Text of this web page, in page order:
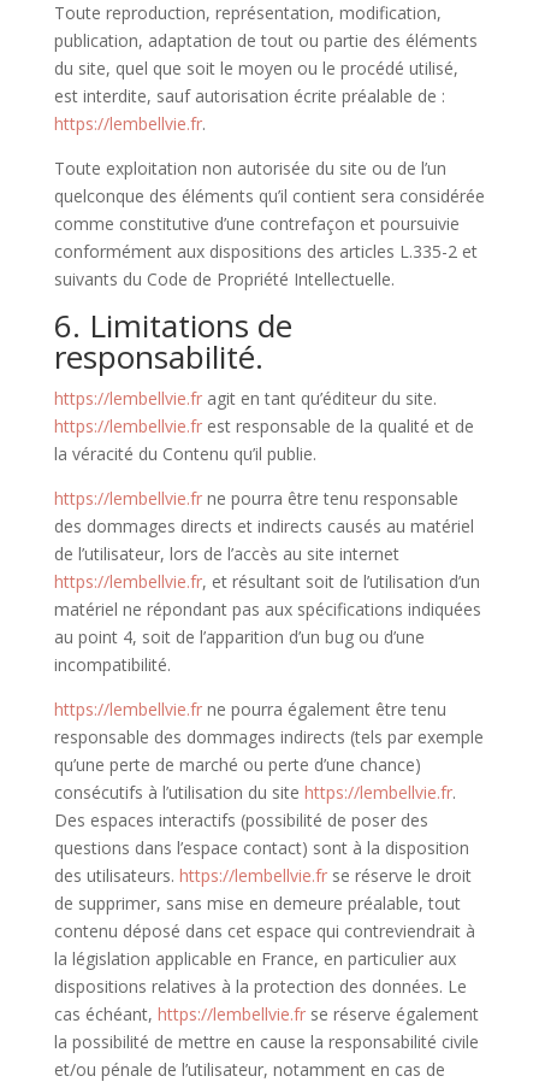
Toute reproduction, représentation, modification,
publication, adaptation de tout ou partie des éléments
du site, quel que soit le moyen ou le procédé utilisé,
est interdite, sauf autorisation écrite préalable de :
https://lembellvie.fr.
Toute exploitation non autorisée du site ou de l’un
quelconque des éléments qu’il contient sera considérée
comme constitutive d’une contrefaçon et poursuivie
conformément aux dispositions des articles L.335-2 et
suivants du Code de Propriété Intellectuelle.
6. Limitations de
responsabilité.
https://lembellvie.fragit en tant qu’éditeur du site.
https://lembellvie.frest responsable de la qualité et de
la véracité du Contenu qu’il publie.
https://lembellvie.frne pourra être tenu responsable
des dommages directs et indirects causés au matériel
de l’utilisateur, lors de l’accès au site internet
https://lembellvie.fr, et résultant soit de l’utilisation d’un
matériel ne répondant pas aux spécifications indiquées
au point 4, soit de l’apparition d’un bug ou d’une
incompatibilité.
https://lembellvie.frne pourra également être tenu
responsable des dommages indirects (tels par exemple
qu’une perte de marché ou perte d’une chance)
consécutifs à l’utilisation du site https://lembellvie.fr.
Des espaces interactifs (possibilité de poser des
questions dans l’espace contact) sont à la disposition
des utilisateurs. https://lembellvie.frse réserve le droit
de supprimer, sans mise en demeure préalable, tout
contenu déposé dans cet espace qui contreviendrait à
la législation applicable en France, en particulier aux
dispositions relatives à la protection des données. Le
cas échéant, https://lembellvie.frse réserve également
la possibilité de mettre en cause la responsabilité civile
et/ou pénale de l’utilisateur, notamment en cas de